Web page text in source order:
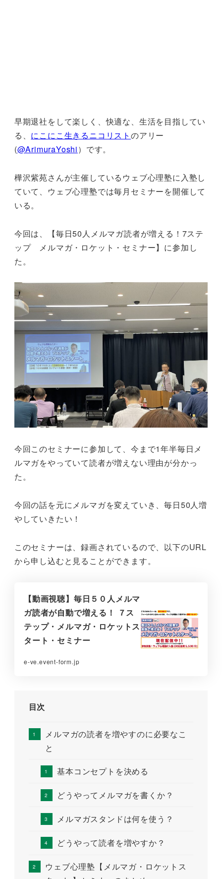
早期退社をして楽しく、快適な、生活を目指してい
る、 にこにこ生きるニコリストのアリー
(@ArimuraYoshi）です。
樺沢紫苑さんが主催しているウェブ心理塾に入塾し
ていて、ウェブ心理塾では毎月セミナーを開催して
いる。
今回は、【毎日50人メルマガ読者が増える！7ステ
ップ メルマガ・ロケット・セミナー】に参加し
た。
今回このセミナーに参加して、今まで1年半毎日メ
ルマガをやっていて読者が増えない理由が分かっ
た。
今回の話を元にメルマガを変えていき、毎日50人増
やしていきたい！
このセミナーは、録画されているので、以下のURL
から申し込むと見ることができます。
【動画視聴】毎日５０人メルマ
ガ読者が自動で増える！ ７ス
テップ・メルマガ・ロケットス
タート・セミナー ​
e-ve.event-form.jp
目次
メルマガの読者を増やすのに必要なこ
と
基本コンセプトを決める
どうやってメルマガを書くか？
メルマガスタンドは何を使う？
どうやって読者を増やすか？
ウェブ心理塾【メルマガ・ロケットス